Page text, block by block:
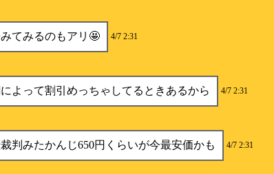
てみるのもアリ🤩 4/7 2:31
よって割引めっちゃしてるときあるから 4/7 2:31
判みたかんじ650円くらいが今最安価かも 4/7 2:31